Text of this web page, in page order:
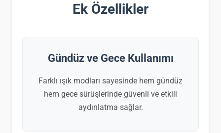
Ek Özellikler
Gündüz ve Gece Kullanımı
Farklı ışık modları sayesinde hem gündüz
hem gece sürüşlerinde güvenli ve etkili
aydınlatma sağlar.